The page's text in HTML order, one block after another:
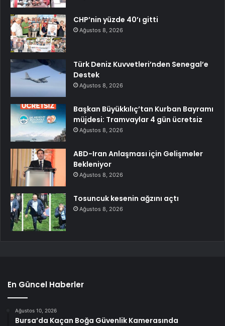
CHP’nin yüzde 40’ı gitti
Ağustos 8, 2026
Türk Deniz Kuvvetleri’nden Senegal’e
Destek
Ağustos 8, 2026
Başkan Büyükkılıç’tan Kurban Bayramı
müjdesi: Tramvaylar 4 gün ücretsiz
Ağustos 8, 2026
ABD-Iran Anlaşması için Gelişmeler
Bekleniyor
Ağustos 8, 2026
Tosuncuk kesenin ağzını açtı
Ağustos 8, 2026
En Güncel Haberler
Ağustos 10, 2026
Bursa’da Kaçan Boğa Güvenlik Kamerasında